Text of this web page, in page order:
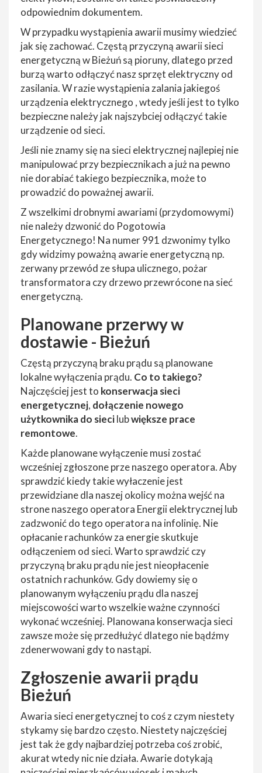
odpowiednim dokumentem.
W przypadku wystąpienia awarii musimy wiedzieć
jak się zachować. Częstą przyczyną awarii sieci
energetyczną w Bieżuń są pioruny, dlatego przed
burzą warto odłączyć nasz sprzęt elektryczny od
zasilania. W razie wystąpienia zalania jakiegoś
urządzenia elektrycznego , wtedy jeśli jest to tylko
bezpieczne należy jak najszybciej odłączyć takie
urządzenie od sieci.
Jeśli nie znamy się na sieci elektrycznej najlepiej nie
manipulować przy bezpiecznikach a już na pewno
nie dorabiać takiego bezpiecznika, może to
prowadzić do poważnej awarii.
Z wszelkimi drobnymi awariami (przydomowymi)
nie należy dzwonić do Pogotowia
Energetycznego! Na numer 991 dzwonimy tylko
gdy widzimy poważną awarie energetyczną np.
zerwany przewód ze słupa ulicznego, pożar
transformatora czy drzewo przewrócone na sieć
energetyczną.
Planowane przerwy w
dostawie - Bieżuń
Częstą przyczyną braku prądu są planowane
lokalne wyłączenia prądu. Co to takiego?
Najczęściej jest to konserwacja sieci
energetycznej, dołączenie nowego
użytkownika do siecilubwiększe prace
remontowe.
Każde planowane wyłączenie musi zostać
wcześniej zgłoszone prze naszego operatora. Aby
sprawdzić kiedy takie wyłaczenie jest
przewidziane dla naszej okolicy można wejść na
strone naszego operatora Energii elektrycznej lub
zadzwonić do tego operatora na infolinię. Nie
opłacanie rachunków za energie skutkuje
odłączeniem od sieci. Warto sprawdzić czy
przyczyną braku prądu nie jest nieopłacenie
ostatnich rachunków. Gdy dowiemy się o
planowanym wyłączeniu prądu dla naszej
miejscowości warto wszelkie ważne czynności
wykonać wcześniej. Planowana konserwacja sieci
zawsze może się przedłużyć dlatego nie bądźmy
zdenerwowani gdy to nastąpi.
Zgłoszenie awarii prądu
Bieżuń
Awaria sieci energetycznej to coś z czym niestety
stykamy się bardzo często. Niestety najczęściej
jest tak że gdy najbardziej potrzeba coś zrobić,
akurat wtedy nic nie działa. Awarie dotykają